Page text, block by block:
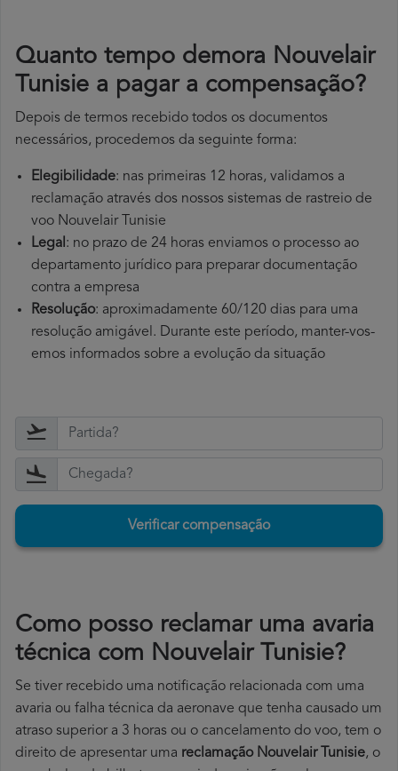
Quanto tempo demora Nouvelair
Tunisie a pagar a compensação?
Depois de termos recebido todos os documentos
necessários, procedemos da seguinte forma:
Elegibilidade: nas primeiras 12 horas, validamos a
reclamação através dos nossos sistemas de rastreio de
voo Nouvelair Tunisie
Legal: no prazo de 24 horas enviamos o processo ao
departamento jurídico para preparar documentação
contra a empresa
Resolução: aproximadamente 60/120 dias para uma
resolução amigável. Durante este período, manter-vos-
emos informados sobre a evolução da situação
Verificar compensação
Como posso reclamar uma avaria
técnica com Nouvelair Tunisie?
Se tiver recebido uma notificação relacionada com uma
avaria ou falha técnica da aeronave que tenha causado um
atraso superior a 3 horas ou o cancelamento do voo, tem o
direito de apresentar uma reclamação Nouvelair Tunisie, o